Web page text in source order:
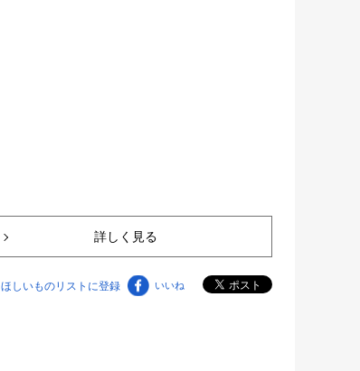
詳しく見る
ほしいものリストに登録 いいね